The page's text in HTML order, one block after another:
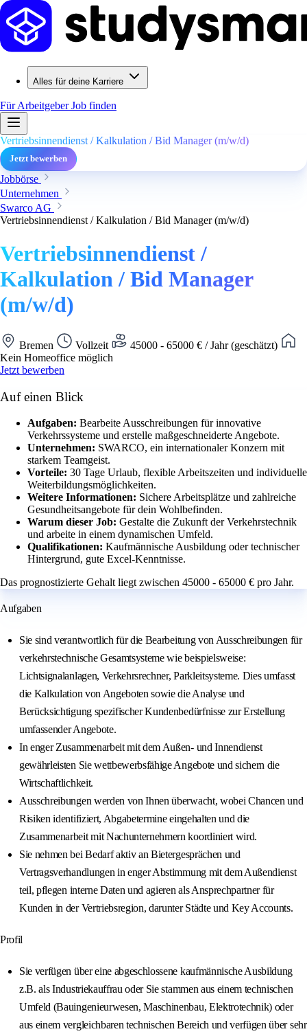
Alles für deine Karriere
Für ArbeitgeberJob finden
Vertriebsinnendienst / Kalkulation / Bid Manager (m/w/d)
Jetzt bewerben
Jobbörse
Unternehmen
Swarco AG
Vertriebsinnendienst / Kalkulation / Bid Manager (m/w/d)
Vertriebsinnendienst /
Kalkulation / Bid Manager
(m/w/d)
Bremen Vollzeit
45000 - 65000 € / Jahr (geschätzt)
Kein Homeoffice möglich
Jetzt bewerben
Auf einen Blick
Aufgaben: Bearbeite Ausschreibungen für innovative
Verkehrssysteme und erstelle maßgeschneiderte Angebote.
Unternehmen: SWARCO, ein internationaler Konzern mit
starkem Teamgeist.
Vorteile: 30 Tage Urlaub, flexible Arbeitszeiten und individuelle
Weiterbildungsmöglichkeiten.
Weitere Informationen: Sichere Arbeitsplätze und zahlreiche
Gesundheitsangebote für dein Wohlbefinden.
Warum dieser Job: Gestalte die Zukunft der Verkehrstechnik
und arbeite in einem dynamischen Umfeld.
Qualifikationen: Kaufmännische Ausbildung oder technischer
Hintergrund, gute Excel-Kenntnisse.
Das prognostizierte Gehalt liegt zwischen 45000 - 65000 € pro Jahr.
Aufgaben
Sie sind verantwortlich für die Bearbeitung von Ausschreibungen für
verkehrstechnische Gesamtsysteme wie beispielsweise:
Lichtsignalanlagen, Verkehrsrechner, Parkleitsysteme. Dies umfasst
die Kalkulation von Angeboten sowie die Analyse und
Berücksichtigung spezifischer Kundenbedürfnisse zur Erstellung
umfassender Angebote.
In enger Zusammenarbeit mit dem Außen- und Innendienst
gewährleisten Sie wettbewerbsfähige Angebote und sichern die
Wirtschaftlichkeit.
Ausschreibungen werden von Ihnen überwacht, wobei Chancen und
Risiken identifiziert, Abgabetermine eingehalten und die
Zusammenarbeit mit Nachunternehmern koordiniert wird.
Sie nehmen bei Bedarf aktiv an Bietergesprächen und
Vertragsverhandlungen in enger Abstimmung mit dem Außendienst
teil, pflegen interne Daten und agieren als Ansprechpartner für
Kunden in der Vertriebsregion, darunter Städte und Key Accounts.
Profil
Sie verfügen über eine abgeschlossene kaufmännische Ausbildung
z.B. als Industriekauffrau oder Sie stammen aus einem technischen
Umfeld (Bauingenieurwesen, Maschinenbau, Elektrotechnik) oder
aus einem vergleichbaren technischen Bereich und verfügen über sehr